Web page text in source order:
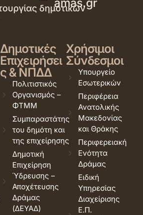
amas.gr
δημοτικών
Δημοτικές
Επιχειρήσει
ς & ΝΠΔΔ
Πολιτιστικός
Οργανισμός –
ΦΤΜΜ
Συμπαραστάτης
του δημότη και
της επιχείρησης
Δημοτική
Επιχείρηση
Ύδρευσης –
Αποχέτευσης
Δράμας
(ΔΕΥΑΔ)
Χρήσιμοι
Σύνδεσμοι
Υπουργείο
Εσωτερικών
Περιφέρεια
Ανατολικής
Μακεδονίας
και Θράκης
Περιφερειακή
Ενότητα
Δράμας
Ειδική
Υπηρεσίας
Διαχείρισης
Ε.Π.